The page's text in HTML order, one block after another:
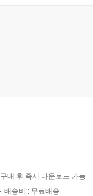
구매 후 즉시 다운로드 가능
배송비 : 무료배송